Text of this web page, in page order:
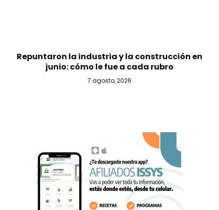
Repuntaron la industria y la construcción en
junio: cómo le fue a cada rubro
7 agosto, 2026